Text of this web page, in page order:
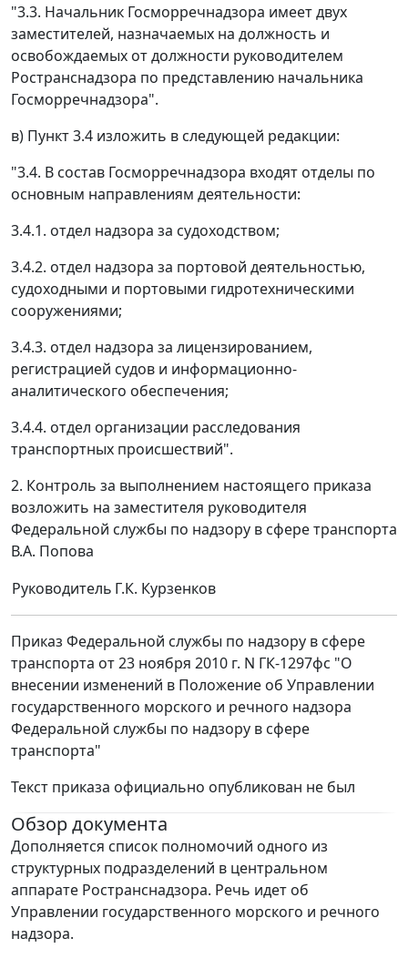
"3.3. Начальник Госморречнадзора имеет двух
заместителей, назначаемых на должность и
освобождаемых от должности руководителем
Ространснадзора по представлению начальника
Госморречнадзора".
в) Пункт 3.4 изложить в следующей редакции:
"3.4. В состав Госморречнадзора входят отделы по
основным направлениям деятельности:
3.4.1. отдел надзора за судоходством;
3.4.2. отдел надзора за портовой деятельностью,
судоходными и портовыми гидротехническими
сооружениями;
3.4.3. отдел надзора за лицензированием,
регистрацией судов и информационно-
аналитического обеспечения;
3.4.4. отдел организации расследования
транспортных происшествий".
2. Контроль за выполнением настоящего приказа
возложить на заместителя руководителя
Федеральной службы по надзору в сфере транспорта
В.А. Попова
Руководитель Г.К. Курзенков
Приказ Федеральной службы по надзору в сфере
транспорта от 23 ноября 2010 г. N ГК-1297фс "О
внесении изменений в Положение об Управлении
государственного морского и речного надзора
Федеральной службы по надзору в сфере
транспорта"
Текст приказа официально опубликован не был
Обзор документа
Дополняется список полномочий одного из
структурных подразделений в центральном
аппарате Ространснадзора. Речь идет об
Управлении государственного морского и речного
надзора.